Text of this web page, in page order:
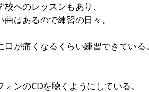
へのレッスンもあり、
はあるので練習の日々。
が痛くなるくらい練習できている。
ンのCDを聴くようにしている。